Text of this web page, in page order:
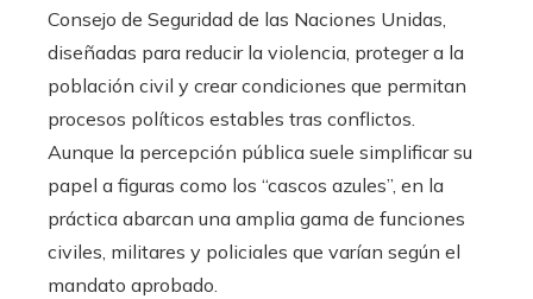
Consejo de Seguridad de las Naciones Unidas,
diseñadas para reducir la violencia, proteger a la
población civil y crear condiciones que permitan
procesos políticos estables tras conflictos.
Aunque la percepción pública suele simplificar su
papel a figuras como los “cascos azules”, en la
práctica abarcan una amplia gama de funciones
civiles, militares y policiales que varían según el
mandato aprobado.